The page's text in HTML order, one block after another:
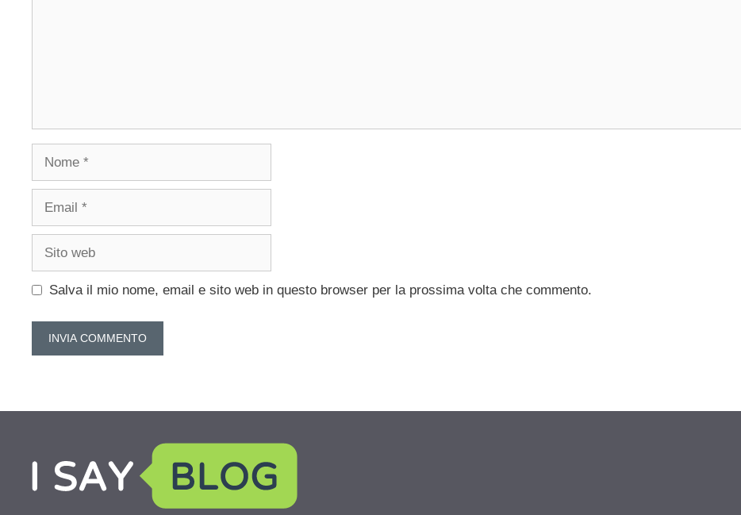
Nome
Email
Sito
Salva il mio nome, email e sito web in questo browser per la prossima volta che commento.